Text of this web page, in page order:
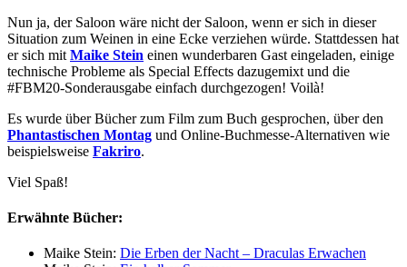
Nun ja, der Saloon wäre nicht der Saloon, wenn er sich in dieser
Situation zum Weinen in eine Ecke verziehen würde. Stattdessen hat
er sich mit Maike Stein einen wunderbaren Gast eingeladen, einige
technische Probleme als Special Effects dazugemixt und die
#FBM20-Sonderausgabe einfach durchgezogen! Voilà!
Es wurde über Bücher zum Film zum Buch gesprochen, über den
Phantastischen Montag und Online-Buchmesse-Alternativen wie
beispielsweise Fakriro.
Viel Spaß!
Erwähnte Bücher:
Maike Stein: Die Erben der Nacht – Draculas Erwachen